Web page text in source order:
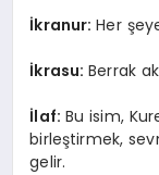
İkranur:Her
İkrasu:Berrak
İlaf: Bu isim,
birleştirmek,
gelir.